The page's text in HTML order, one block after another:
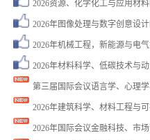
2026资源、化学化工与应用材
2026年图像处理与数字创意设
2026年机械工程，新能源与电
2026年材料科学、低碳技术与
第三届国际会议语言学、心理
2026年建筑科学、材料工程与
2026年国际会议金融科技、市
周** 注册了 2026年计算机工程
谢** 注册了 2026年第九届模式
胡** 注册了 第八届光电科学与
胡** 注册了 第八届光电科学与
李** 注册了 2026年教育技术系
赵** 注册了 第十七届光学与光